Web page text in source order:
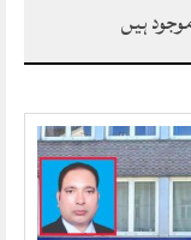
ہیں